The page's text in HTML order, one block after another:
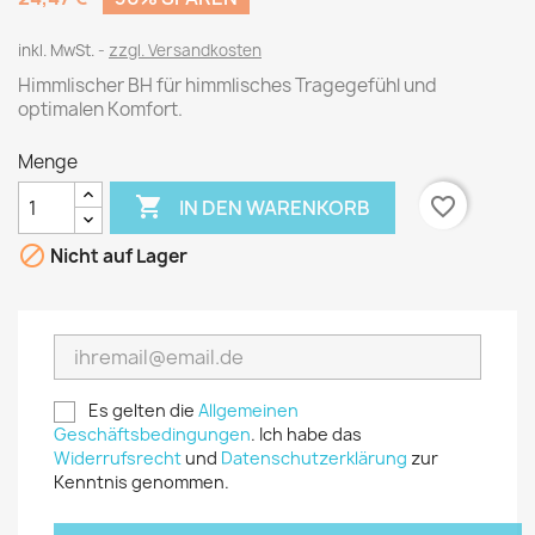
inkl. MwSt. zzgl. Versandkosten
Himmlischer BH für himmlisches Tragegefühl und
optimalen Komfort.
Menge
 IN DEN WARENKORB
favorite_border
 Nicht auf Lager
Es gelten die Allgemeinen
Geschäftsbedingungen. Ich habe das
Widerrufsrechtund Datenschutzerklärung zur
Kenntnis genommen.